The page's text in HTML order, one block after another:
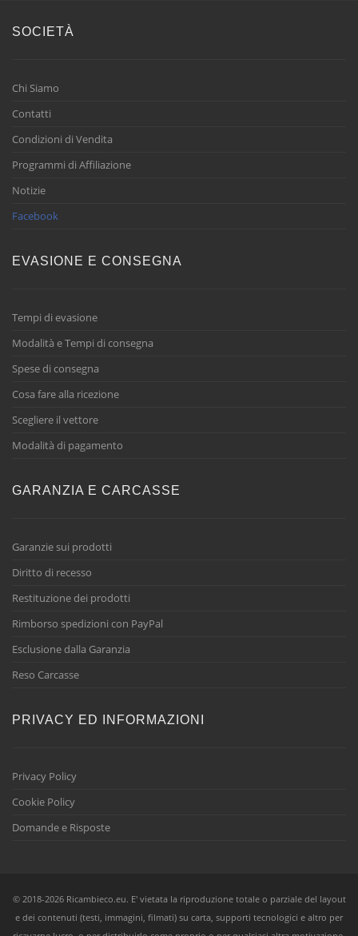
SOCIETÀ
Chi Siamo
Contatti
Condizioni di Vendita
Programmi di Affiliazione
Notizie
Facebook
EVASIONE E CONSEGNA
Tempi di evasione
Modalità e Tempi di consegna
Spese di consegna
Cosa fare alla ricezione
Scegliere il vettore
Modalità di pagamento
GARANZIA E CARCASSE
Garanzie sui prodotti
Diritto di recesso
Restituzione dei prodotti
Rimborso spedizioni con PayPal
Esclusione dalla Garanzia
Reso Carcasse
PRIVACY ED INFORMAZIONI
Privacy Policy
Cookie Policy
Domande e Risposte
© 2018-2026 Ricambieco.eu. E' vietata la riproduzione totale o parziale del layout
e dei contenuti (testi, immagini, filmati) su carta, supporti tecnologici e altro per